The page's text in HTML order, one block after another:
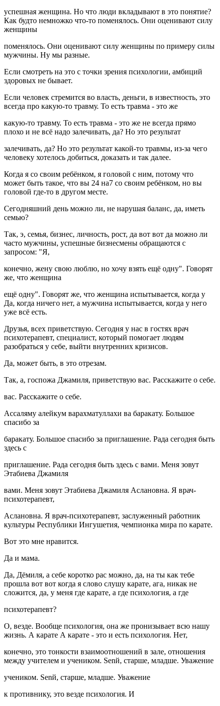
успешная женщина. Но что люди вкладывают в это понятие?
Как будто немножко что-то поменялось. Они оценивают силу
женщины
поменялось. Они оценивают силу женщины по примеру силы
мужчины. Ну мы разные.
Если смотреть на это с точки зрения психологии, амбиций
здоровых не бывает.
Если человек стремится во власть, деньги, в известность, это
всегда про какую-то травму. То есть травма - это же
какую-то травму. То есть травма - это же не всегда прямо
плохо и не всё надо залечивать, да? Но это результат
залечивать, да? Но это результат какой-то травмы, из-за чего
человеку хотелось добиться, доказать и так далее.
Когда я со своим ребёнком, я головой с ним, потому что
может быть такое, что вы 24 на7 со своим ребёнком, но вы
головой где-то в другом месте.
Сегодняшний день можно ли, не нарушая баланс, да, иметь
семью?
Так, э, семья, бизнес, личность, рост, да вот вот да можно ли
часто мужчины, успешные бизнесмены обращаются с
запросом: "Я,
конечно, жену свою люблю, но хочу взять ещё одну". Говорят
же, что женщина
ещё одну". Говорят же, что женщина испытывается, когда у
Да, когда ничего нет, а мужчина испытывается, когда у него
уже всё есть.
Друзья, всех приветствую. Сегодня у нас в гостях врач
психотерапевт, специалист, который помогает людям
разобраться у себе, выйти внутренних кризисов.
Да, может быть, в это отрезам.
Так, а, госпожа Джамиля, приветствую вас. Расскажите о себе.
вас. Расскажите о себе.
Ассаляму алейкум варахматуллахи ва баракату. Большое
спасибо за
баракату. Большое спасибо за приглашение. Рада сегодня быть
здесь с
приглашение. Рада сегодня быть здесь с вами. Меня зовут
Этабиева Джамиля
вами. Меня зовут Этабиева Джамиля Аслановна. Я врач-
психотерапевт,
Аслановна. Я врач-психотерапевт, заслуженный работник
культуры Республики Ингушетия, чемпионка мира по карате.
Вот это мне нравится.
Да и мама.
Да, Дёмиля, а себе коротко рас можно, да, на ты как тебе
прошла вот вот когда я слово слушу карате, ага, никак не
сложится, да, у меня где карате, а где психология, а где
психотерапевт?
О, везде. Вообще психология, она же пронизывает всю нашу
жизнь. А карате А карате - это и есть психология. Нет,
конечно, это тонкости взаимоотношений в зале, отношения
между учителем и учеником. Senй, старше, младше. Уважение
учеником. Senй, старше, младше. Уважение
к противнику, это везде психология. И